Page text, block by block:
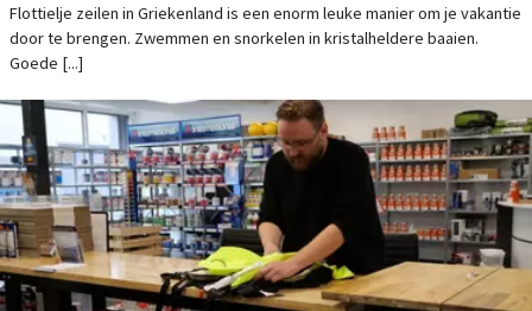
Flottielje zeilen in Griekenland is een enorm leuke manier om je vakantie
door te brengen. Zwemmen en snorkelen in kristalheldere baaien.
Goede [...]